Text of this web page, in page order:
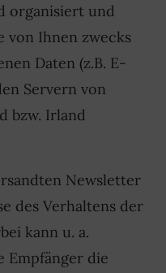
organisiert und
von Ihnen zwecks
Daten (z.B. E-
Servern von
bzw. Irland
Newsletter
des Verhaltens der
kann u. a.
Empfänger die